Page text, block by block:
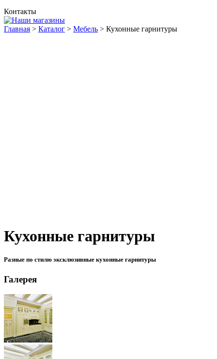
Контакты
Главная > Каталог > Мебель > Кухонные гарнитуры
Кухонные гарнитуры
Разные по стилю эксклюзивные кухонные гарнитуры
Галерея